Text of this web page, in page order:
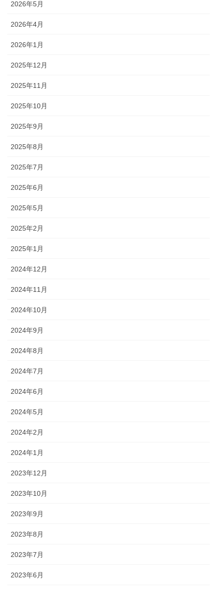
2026年5月
2026年4月
2026年1月
2025年12月
2025年11月
2025年10月
2025年9月
2025年8月
2025年7月
2025年6月
2025年5月
2025年2月
2025年1月
2024年12月
2024年11月
2024年10月
2024年9月
2024年8月
2024年7月
2024年6月
2024年5月
2024年2月
2024年1月
2023年12月
2023年10月
2023年9月
2023年8月
2023年7月
2023年6月